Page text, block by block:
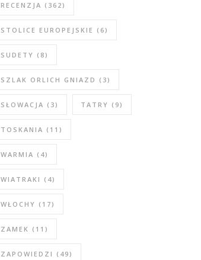
RECENZJA (362)
STOLICE EUROPEJSKIE (6)
SUDETY (8)
SZLAK ORLICH GNIAZD (3)
SŁOWACJA (3) TATRY (9)
TOSKANIA (11)
WARMIA (4)
WIATRAKI (4)
WŁOCHY (17)
ZAMEK (11)
ZAPOWIEDZI (49)